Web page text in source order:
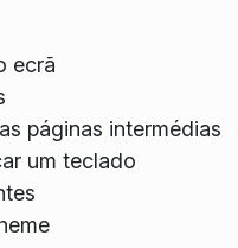
ecrã
páginas intermédias
um teclado